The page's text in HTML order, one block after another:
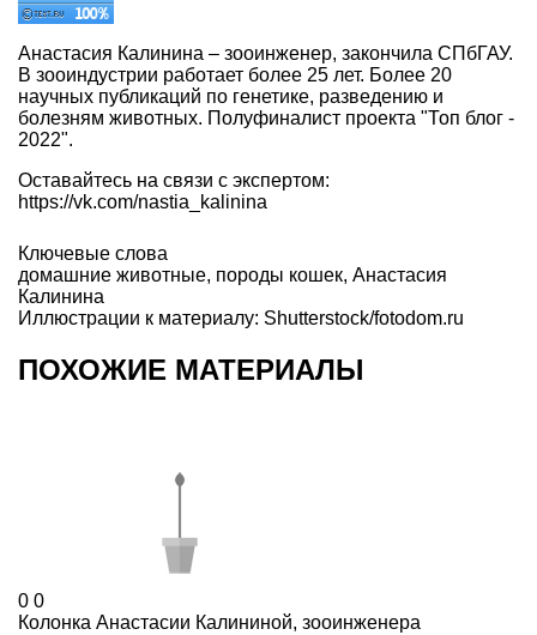
Анастасия Калинина – зооинженер, закончила СПбГАУ.
В зооиндустрии работает более 25 лет. Более 20
научных публикаций по генетике, разведению и
болезням животных. Полуфиналист проекта "Топ блог -
2022".
Оставайтесь на связи с экспертом:
https://vk.com/nastia_kalinina
Ключевые слова
домашние животные, породы кошек, Анастасия
Калинина
Иллюстрации к материалу: Shutterstock/fotodom.ru
ПОХОЖИЕ МАТЕРИАЛЫ
0 0
Колонка Анастасии Калининой, зооинженера